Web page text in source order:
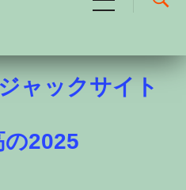
に経験するウ
ャックサイト
の2025